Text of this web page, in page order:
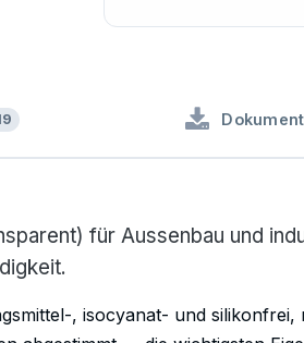
für Aussenbau und
, isocyanat- und